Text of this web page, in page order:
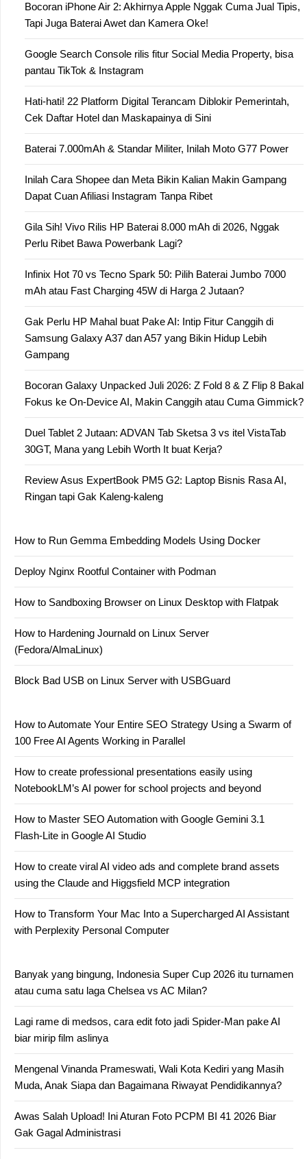
Bocoran iPhone Air 2: Akhirnya Apple Nggak Cuma Jual Tipis,
Tapi Juga Baterai Awet dan Kamera Oke!
Google Search Console rilis fitur Social Media Property, bisa
pantau TikTok & Instagram
Hati-hati! 22 Platform Digital Terancam Diblokir Pemerintah,
Cek Daftar Hotel dan Maskapainya di Sini
Baterai 7.000mAh & Standar Militer, Inilah Moto G77 Power
Inilah Cara Shopee dan Meta Bikin Kalian Makin Gampang
Dapat Cuan Afiliasi Instagram Tanpa Ribet
Gila Sih! Vivo Rilis HP Baterai 8.000 mAh di 2026, Nggak
Perlu Ribet Bawa Powerbank Lagi?
Infinix Hot 70 vs Tecno Spark 50: Pilih Baterai Jumbo 7000
mAh atau Fast Charging 45W di Harga 2 Jutaan?
Gak Perlu HP Mahal buat Pake AI: Intip Fitur Canggih di
Samsung Galaxy A37 dan A57 yang Bikin Hidup Lebih
Gampang
Bocoran Galaxy Unpacked Juli 2026: Z Fold 8 & Z Flip 8 Bakal
Fokus ke On-Device AI, Makin Canggih atau Cuma Gimmick?
Duel Tablet 2 Jutaan: ADVAN Tab Sketsa 3 vs itel VistaTab
30GT, Mana yang Lebih Worth It buat Kerja?
Review Asus ExpertBook PM5 G2: Laptop Bisnis Rasa AI,
Ringan tapi Gak Kaleng-kaleng
How to Run Gemma Embedding Models Using Docker
Deploy Nginx Rootful Container with Podman
How to Sandboxing Browser on Linux Desktop with Flatpak
How to Hardening Journald on Linux Server
(Fedora/AlmaLinux)
Block Bad USB on Linux Server with USBGuard
How to Automate Your Entire SEO Strategy Using a Swarm of
100 Free AI Agents Working in Parallel
How to create professional presentations easily using
NotebookLM’s AI power for school projects and beyond
How to Master SEO Automation with Google Gemini 3.1
Flash-Lite in Google AI Studio
How to create viral AI video ads and complete brand assets
using the Claude and Higgsfield MCP integration
How to Transform Your Mac Into a Supercharged AI Assistant
with Perplexity Personal Computer
Banyak yang bingung, Indonesia Super Cup 2026 itu turnamen
atau cuma satu laga Chelsea vs AC Milan?
Lagi rame di medsos, cara edit foto jadi Spider-Man pake AI
biar mirip film aslinya
Mengenal Vinanda Prameswati, Wali Kota Kediri yang Masih
Muda, Anak Siapa dan Bagaimana Riwayat Pendidikannya?
Awas Salah Upload! Ini Aturan Foto PCPM BI 41 2026 Biar
Gak Gagal Administrasi